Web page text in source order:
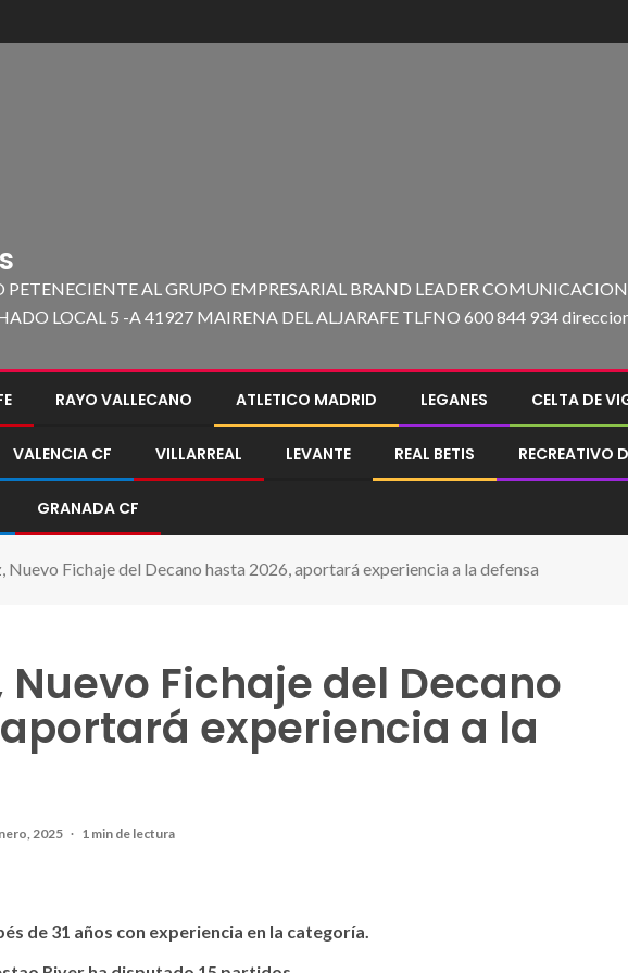
AL GRUPO EMPRESARIAL BRAND LEADER
LOCAL 5 -A 41927 MAIRENA DEL ALJARAFE TLFNO 600 844 934
RAYO VALLECANO ATLETICO MADRID LEGANES CELTA DE
VALENCIA CF VILLARREAL LEVANTE REAL BETIS RECREATIVO
GRANADA CF
Nuevo Fichaje del Decano hasta 2026, aportará experiencia a la defensa
Nuevo Fichaje del Decano
experiencia a la
2025 1 min de lectura
de 31 años con experiencia en la categoría.